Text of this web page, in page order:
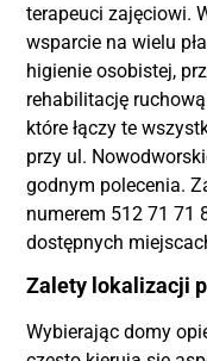
terapeuci zajęciowi.
wsparcie na wielu
higienie osobistej,
rehabilitację
które łączy te
przy ul.
godnym polecenia.
numerem 512 71 71
dostępnych
Zalety lokalizacji
Wybierając domy